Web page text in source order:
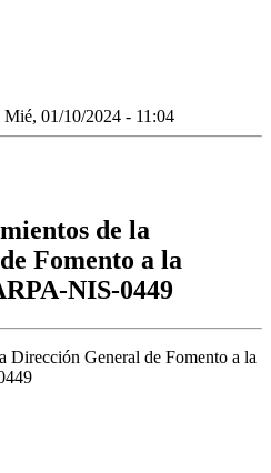
Mié, 01/10/2024 - 11:04
SADER-NIS-0503
de la
Fomento a la
NIS-0449
Dirección General de Fomento a la